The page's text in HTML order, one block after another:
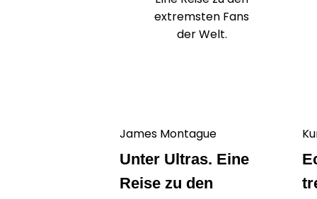
James Montague
Unter Ultras. Eine
Reise zu den